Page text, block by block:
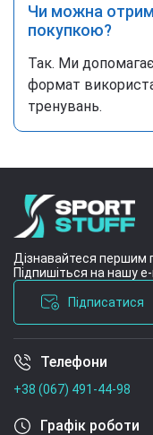
Чи можна
покупкою?
Так. Ми
формат
тренувань.
Дізнавайтеся першим
Підпишіться на нашу
Підписатися
Умови
Телефони
+38 (067) 491-44-98
Графік роботи